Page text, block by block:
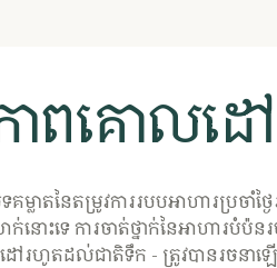
ពគោលដៅ
គម្លាតនៃតម្រូវការរបបអាហារប្រច
នោះទេ ការចាត់ថ្នាក់នៃអាហារបំប៉
រហូតដល់ជាតិទឹក - ត្រូវបានរចនា